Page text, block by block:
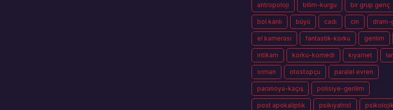
antropoloji bilim-kurgu bir grup genç
bol kanlı büyü cadı cin dram-
el kamerası fantastik-korku gerilim
intikam korku-komedi kıyamet
orman otostopçu paralel evren
paranoya-kaçış polisiye-gerilim
post apokaliptik psikiyatrist